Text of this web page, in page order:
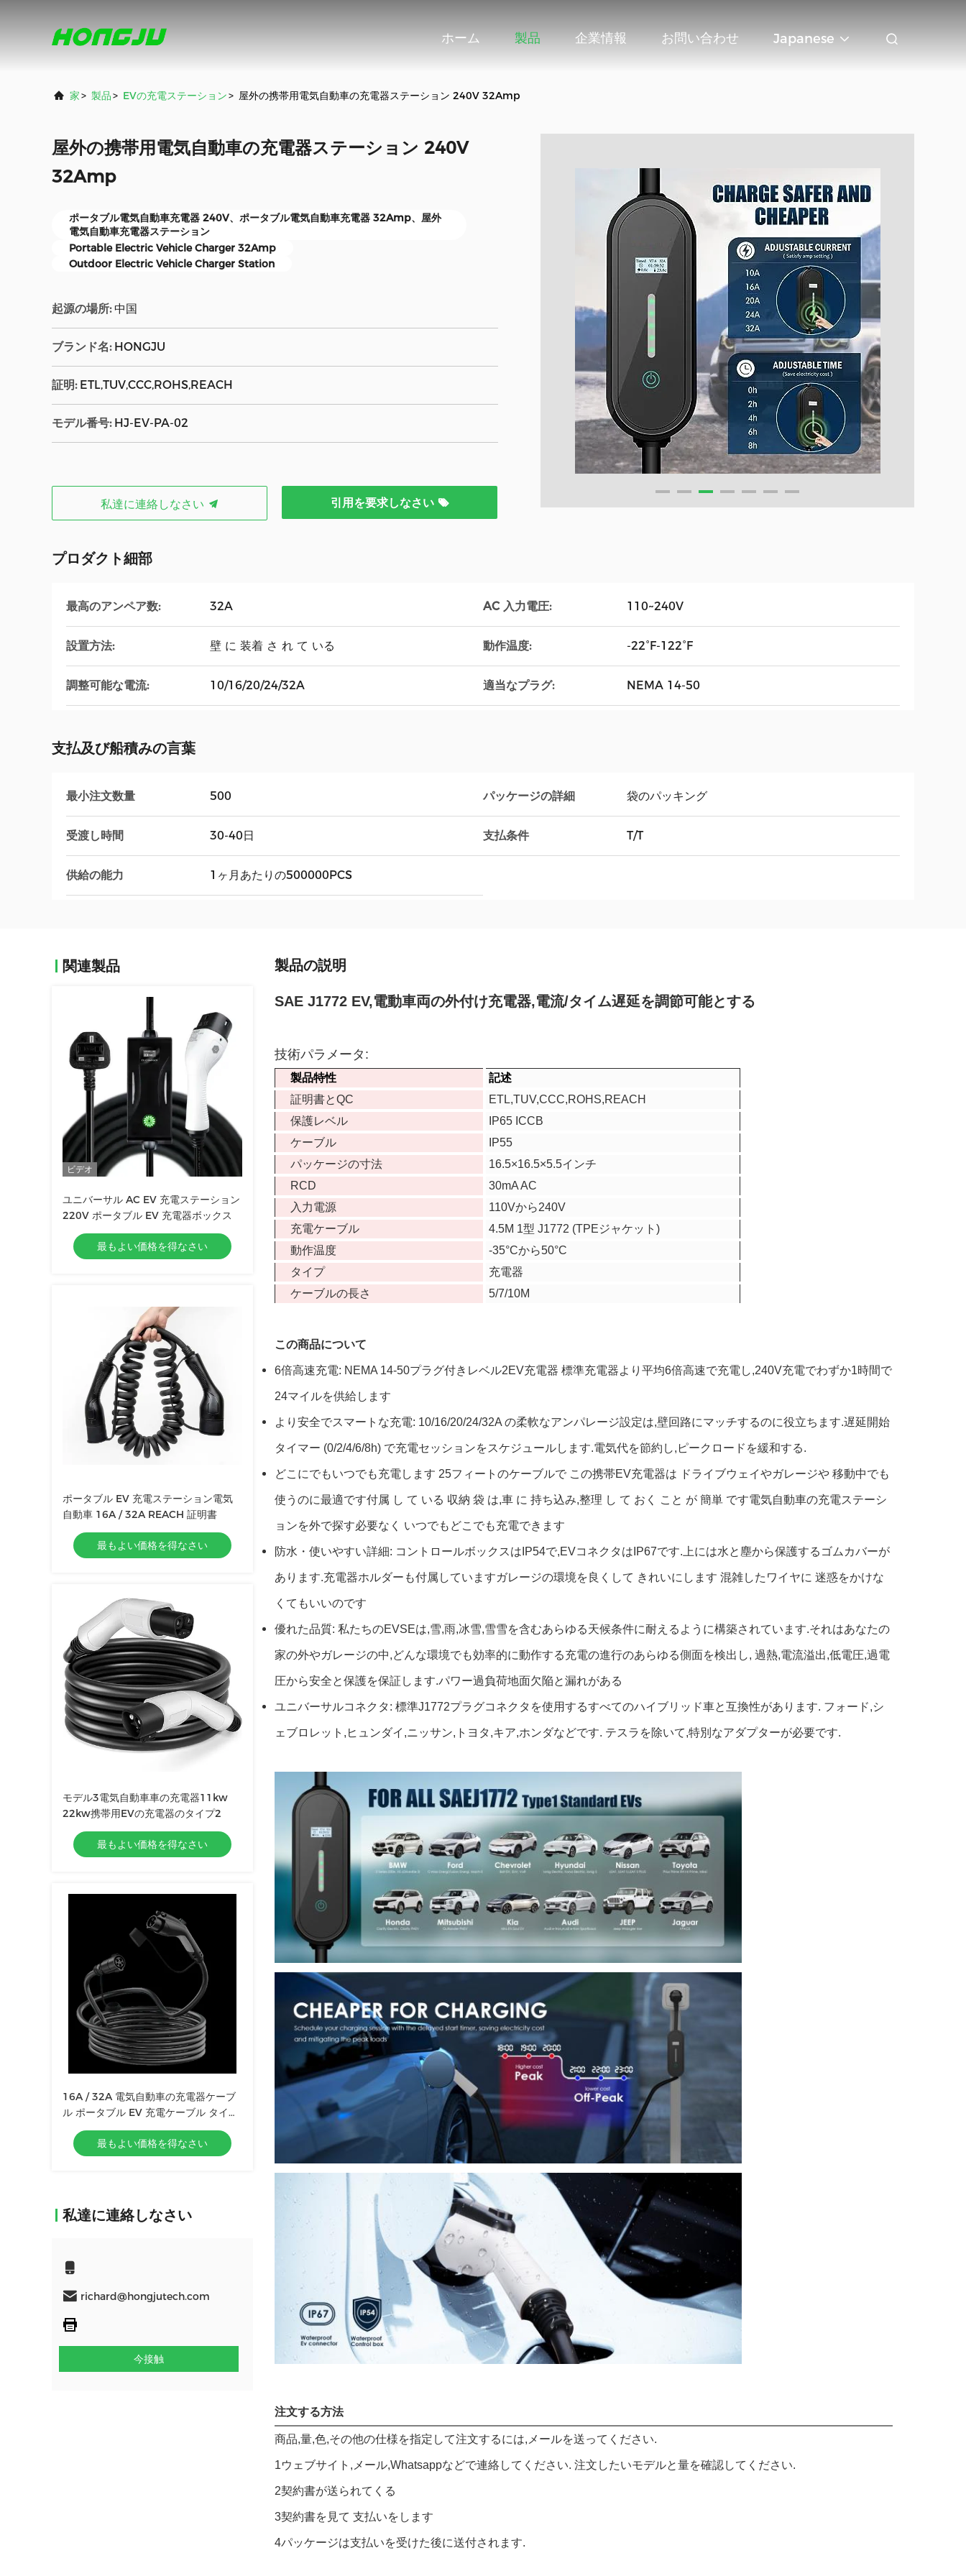
ホーム 製品 企業情報 お問い合わせ Japanese
家> 製品> EVの充電ステーション> 屋外の携帯用電気自動車の充電器ステーション 240V 32Amp
屋外の携帯用電気自動車の充電器ステーション 240V
32Amp
ポータブル電気自動車充電器 240V、ポータブル電気自動車充電器 32Amp、屋外
電気自動車充電器ステーション
Portable Electric Vehicle Charger 32Amp
Outdoor Electric Vehicle Charger Station
起源の場所: 中国
ブランド名: HONGJU
証明: ETL,TUV,CCC,ROHS,REACH
モデル番号: HJ-EV-PA-02
私達に連絡しなさい 引用を要求しなさい
プロダクト細部
最高のアンペア数: 32A AC 入力電圧: 110~240V
設置方法: 壁 に 装着 さ れ て いる 動作温度: -22°F-122°F
調整可能な電流: 10/16/20/24/32A 適当なプラグ: NEMA 14-50
支払及び船積みの言葉
最小注文数量 500 パッケージの詳細 袋のパッキング
受渡し時間 30-40日 支払条件 T/T
供給の能力 1ヶ月あたりの500000PCS
関連製品
ビデオ
ユニバーサル AC EV 充電ステーション
220V ポータブル EV 充電器ボックス
最もよい価格を得なさい
ポータブル EV 充電ステーション電気
自動車 16A / 32A REACH 証明書
最もよい価格を得なさい
モデル3電気自動車車の充電器11kw
22kw携帯用EVの充電器のタイプ2
最もよい価格を得なさい
16A / 32A 電気自動車の充電器ケーブ
ル ポータブル EV 充電ケーブル タイプ
最もよい価格を得なさい
私達に連絡しなさい
richard@hongjutech.com
今接触
製品の説明
SAE J1772 EV,電動車両の外付け充電器,電流/タイム遅延を調節可能とする
技術パラメータ:
製品特性
記述
証明書とQC
ETL,TUV,CCC,ROHS,REACH
保護レベル
IP65 ICCB
ケーブル
IP55
パッケージの寸法
16.5×16.5×5.5インチ
RCD
30mA AC
入力電源
110Vから240V
充電ケーブル
4.5M 1型 J1772 (TPEジャケット)
動作温度
-35°Cから50°C
タイプ
充電器
ケーブルの長さ
5/7/10M
この商品について
6倍高速充電: NEMA 14-50プラグ付きレベル2EV充電器 標準充電器より平均6倍高速で充電し,240V充電でわずか1時間で
24マイルを供給します
より安全でスマートな充電: 10/16/20/24/32A の柔軟なアンパレージ設定は,壁回路にマッチするのに役立ちます.遅延開始
タイマー (0/2/4/6/8h) で充電セッションをスケジュールします.電気代を節約し,ピークロードを緩和する.
どこにでもいつでも充電します 25フィートのケーブルで この携帯EV充電器は ドライブウェイやガレージや 移動中でも
使うのに最適です付属 し て いる 収納 袋 は,車 に 持ち込み,整理 し て おく こと が 簡単 です電気自動車の充電ステーシ
ョンを外で探す必要なく いつでもどこでも充電できます
防水・使いやすい詳細: コントロールボックスはIP54で,EVコネクタはIP67です.上には水と塵から保護するゴムカバーが
あります.充電器ホルダーも付属していますガレージの環境を良くして きれいにします 混雑したワイヤに 迷惑をかけな
くてもいいのです
優れた品質: 私たちのEVSEは,雪,雨,冰雪,雪雪を含むあらゆる天候条件に耐えるように構築されています.それはあなたの
家の外やガレージの中,どんな環境でも効率的に動作する充電の進行のあらゆる側面を検出し, 過熱,電流溢出,低電圧,過電
圧から安全と保護を保証します.パワー過負荷地面欠陥と漏れがある
ユニバーサルコネクタ: 標準J1772プラグコネクタを使用するすべてのハイブリッド車と互換性があります. フォード,シ
ェブロレット,ヒュンダイ,ニッサン,トヨタ,キア,ホンダなどです. テスラを除いて,特別なアダプターが必要です.
注文する方法
商品,量,色,その他の仕様を指定して注文するには,メールを送ってください.
1ウェブサイト,メール,Whatsappなどで連絡してください. 注文したいモデルと量を確認してください.
2契約書が送られてくる
3契約書を見て 支払いをします
4パッケージは支払いを受けた後に送付されます.